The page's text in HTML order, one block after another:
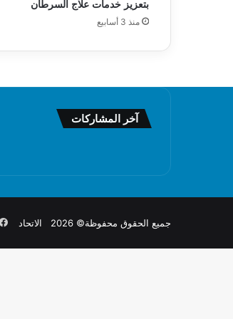
بتعزيز خدمات علاج السرطان
منذ 3 أسابيع
آخر المشاركات
جميع الحقوق محفوظة© 2026 الاتحاد